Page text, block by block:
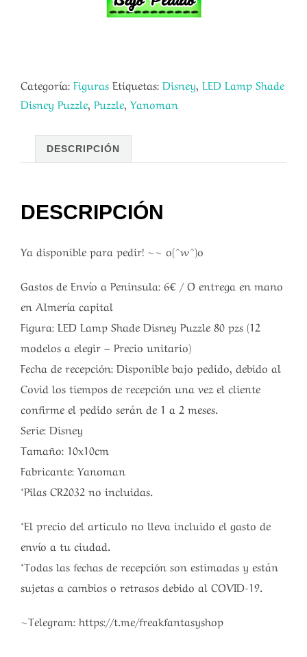
Categoría: Figuras Etiquetas: Disney, LED Lamp Shade
Disney Puzzle, Puzzle, Yanoman
DESCRIPCIÓN
DESCRIPCIÓN
Ya disponible para pedir! ~~ o(^w^)o
Gastos de Envío a Peninsula: 6€ / O entrega en mano
en Almería capital
Figura: LED Lamp Shade Disney Puzzle 80 pzs (12
modelos a elegir – Precio unitario)
Fecha de recepción: Disponible bajo pedido, debido al
Covid los tiempos de recepción una vez el cliente
confirme el pedido serán de 1 a 2 meses.
Serie: Disney
Tamaño: 10x10cm
Fabricante: Yanoman
*Pilas CR2032 no incluidas.
*El precio del articulo no lleva incluido el gasto de
envío a tu ciudad.
*Todas las fechas de recepción son estimadas y están
sujetas a cambios o retrasos debido al COVID-19.
~Telegram: https://t.me/freakfantasyshop